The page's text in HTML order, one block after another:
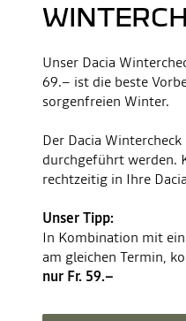
Unser Dacia
69.– ist die beste
sorgenfreien Winter.
Der Dacia
durchgeführt werden.
rechtzeitig in Ihre
Unser Tipp:
In Kombination mit
am gleichen Termin,
nur Fr. 59.–